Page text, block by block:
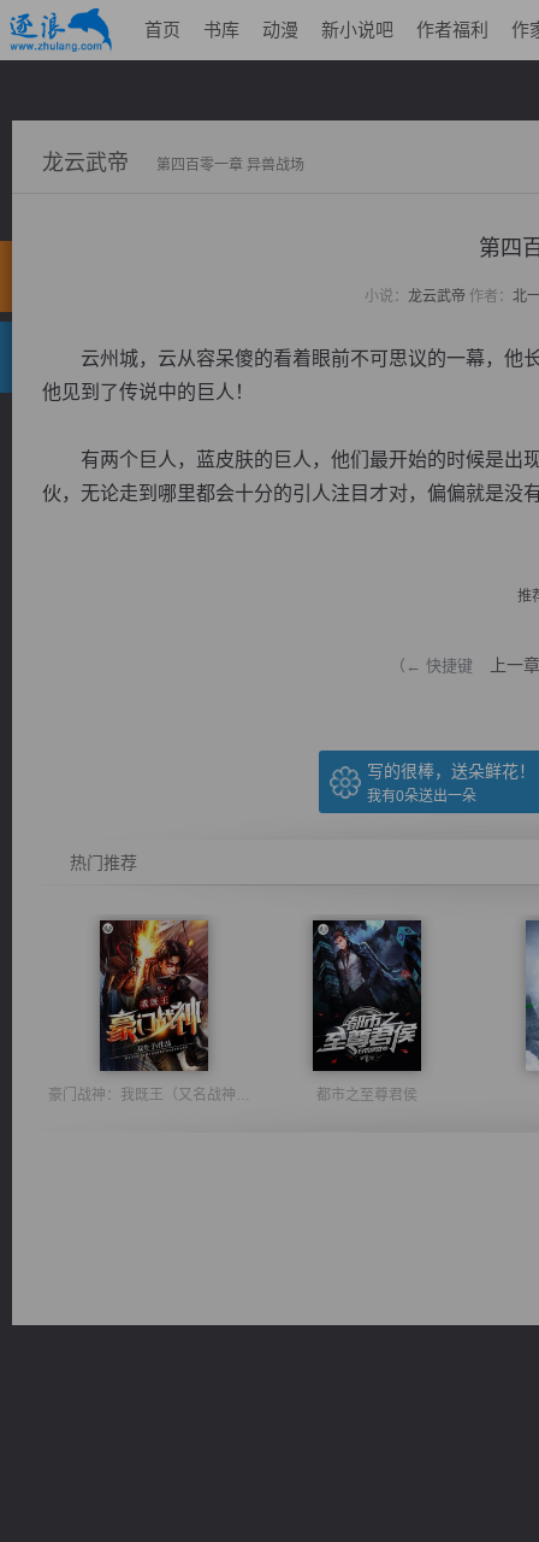
首页 书库 动漫 新小说吧 作者福利 作
龙云武帝 第四百零一章 异兽战场
第四
小说： 龙云武帝 作者： 北
云州城，云从容呆傻的看着眼前不可思议的一幕，他
他见到了传说中的巨人！
有两个巨人，蓝皮肤的巨人，他们最开始的时候是出
伙，无论走到哪里都会十分的引人注目才对，偏偏就是没
推
（← 快捷键 上一章
写的很棒，送朵鲜花！
我有0朵送出一朵
热门推荐
豪门战神：我既王（又名战神归来不败神婿修罗战神） 都市之至尊君侯